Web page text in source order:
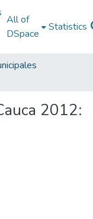
All of
DSpace
Statistics
2012: